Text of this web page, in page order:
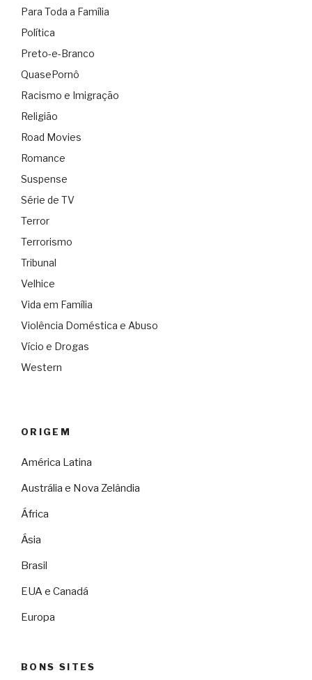
Para Toda a Família
Política
Preto-e-Branco
QuasePornô
Racismo e Imigração
Religião
Road Movies
Romance
Suspense
Série de TV
Terror
Terrorismo
Tribunal
Velhice
Vida em Família
Violência Doméstica e Abuso
Vício e Drogas
Western
ORIGEM
América Latina
Austrália e Nova Zelândia
África
Ásia
Brasil
EUA e Canadá
Europa
BONS SITES